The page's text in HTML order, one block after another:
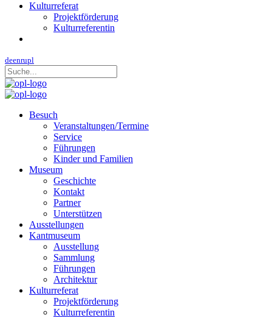
Kulturreferat
Projektförderung
Kulturreferentin
deenrupl
Besuch
Veranstaltungen/Termine
Service
Führungen
Kinder und Familien
Museum
Geschichte
Kontakt
Partner
Unterstützen
Ausstellungen
Kantmuseum
Ausstellung
Sammlung
Führungen
Architektur
Kulturreferat
Projektförderung
Kulturreferentin